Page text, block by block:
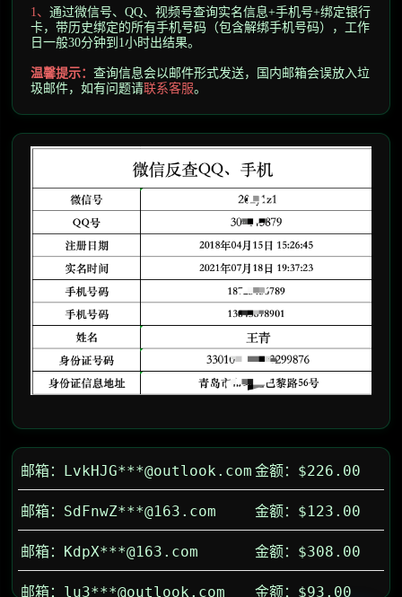
1、通过微信号、QQ、视频号查询实名信息+手机号+绑定银行
卡，带历史绑定的所有手机号码（包含解绑手机号码），工作
日一般30分钟到1小时出结果。
温馨提示：查询信息会以邮件形式发送，
国内邮箱会误放入垃
圾邮件，如有问题请联系客服。
邮箱：iFRG***@qq.com 金额：$134.00
邮箱：LvkHJG***@outlook.com 金额：$226.00
邮箱：SdFnwZ***@163.com 金额：$123.00
邮箱：KdpX***@163.com 金额：$308.00
邮箱：lu3***@outlook.com 金额：$93.00